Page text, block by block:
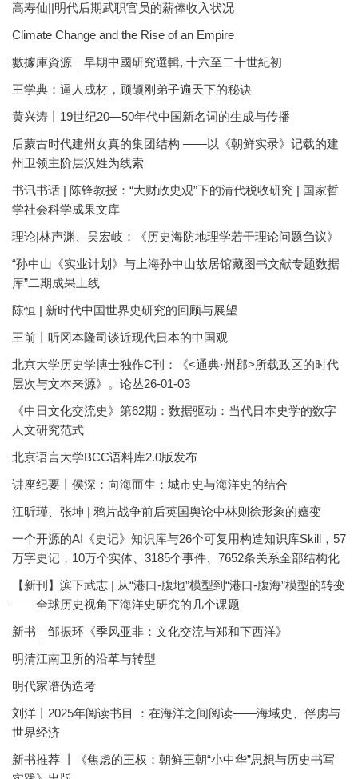
高寿仙||明代后期武职官员的薪俸收入状况
Climate Change and the Rise of an Empire
數據庫資源｜早期中國研究選輯, 十六至二十世紀初
王学典：逼人成材，顾颉刚弟子遍天下的秘诀
黄兴涛丨19世纪20—50年代中国新名词的生成与传播
后蒙古时代建州女真的集团结构 ——以《朝鲜实录》记载的建
州卫领主阶层汉姓为线索
书讯书话 | 陈锋教授：“大财政史观”下的清代税收研究 | 国家哲
学社会科学成果文库
理论|林声渊、吴宏岐：《历史海防地理学若干理论问题刍议》
“孙中山《实业计划》与上海孙中山故居馆藏图书文献专题数据
库”二期成果上线
陈恒 | 新时代中国世界史研究的回顾与展望
王前丨听冈本隆司谈近现代日本的中国观
北京大学历史学博士独作C刊：《<通典·州郡>所载政区的时代
层次与文本来源》。论丛26-01-03
《中日文化交流史》第62期：数据驱动：当代日本史学的数字
人文研究范式
北京语言大学BCC语料库2.0版发布
讲座纪要丨侯深：向海而生：城市史与海洋史的结合
江昕瑾、张坤 | 鸦片战争前后英国舆论中林则徐形象的嬗变
一个开源的AI《史记》知识库与26个可复用构造知识库Skill，57
万字史记，10万个实体、3185个事件、7652条关系全部结构化
【新刊】滨下武志 | 从“港口-腹地”模型到“港口-腹海”模型的转变
——全球历史视角下海洋史研究的几个课题
新书｜邹振环《季风亚非：文化交流与郑和下西洋》
明清江南卫所的沿革与转型
明代家谱伪造考
刘洋丨2025年阅读书目 ：在海洋之间阅读——海域史、俘虏与
世界经济
新书推荐 丨《焦虑的王权：朝鲜王朝“小中华”思想与历史书写